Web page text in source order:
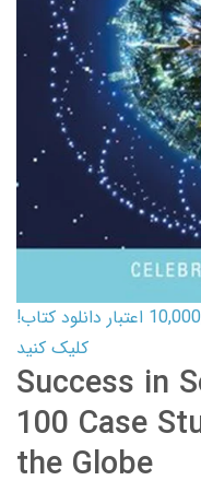
کارت اعتباری کتاب دانلود با 10,000,000 اعتبار دانلود کتاب!
کلیک کنید
Success in
100 Case
the Globe